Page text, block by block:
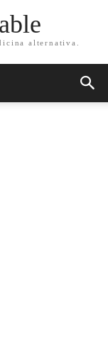
alternativa.